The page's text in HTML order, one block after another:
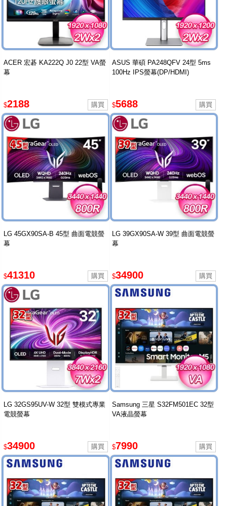
ACER 宏碁 KA222Q J0 22型 VA螢
幕
$2188
ASUS 華碩 PA248QFV 24型 5ms
100Hz IPS螢幕(DP/HDMI)
$5688
LG 45GX90SA-B 45型 曲面電競螢
幕
$41310
LG 39GX90SA-W 39型 曲面電競螢
幕
$34900
LG 32GS95UV-W 32型 雙模式專業
電競螢幕
$34900
Samsung 三星 S32FM501EC 32型
VA液晶螢幕
$7990